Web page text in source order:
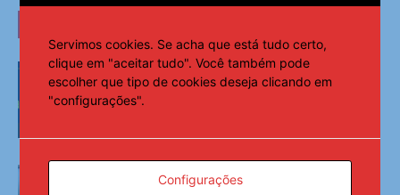
Projeto aproxima comunidades de
equipamentos culturais em Salvador
Memória é fundamental na literatura,
diz escritor Milton Hatoum
Servimos cookies. Se acha que está tudo certo,
clique em "aceitar tudo". Você também pode
escolher que tipo de cookies deseja clicando em
"configurações".
Configurações